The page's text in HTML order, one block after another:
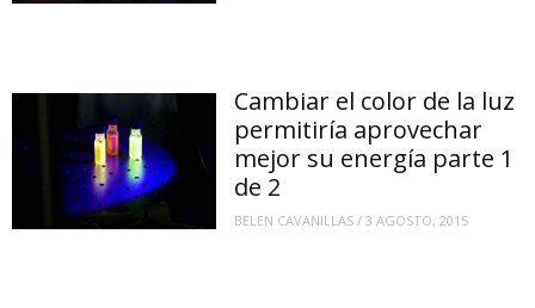
Cambiar el color de la luz
permitiría aprovechar
mejor su energía parte 1
de 2
BELEN CAVANILLAS /3 AGOSTO, 2015